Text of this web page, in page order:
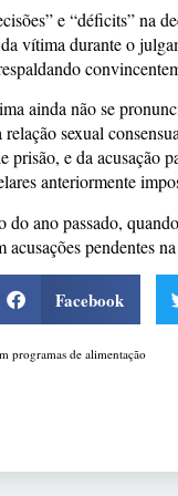
e “déficits” na
vítima durante o
ainda não se
sexual
prisão, e da
anteriormente
do ano passado,
pendentes
Facebook
programas de alimentação